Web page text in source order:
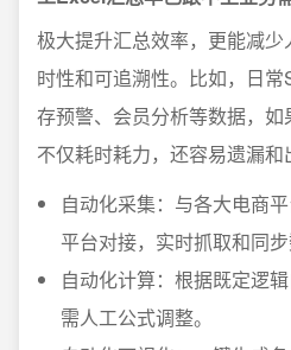
极大提升汇总效率，更能减
时性和可追溯性。比如，日
存预警、会员分析等数据，如
不仅耗时耗力，还容易遗漏和
自动化采集：与各大电商
平台对接，实时抓取和同步
自动化计算：根据既定逻
需人工公式调整。